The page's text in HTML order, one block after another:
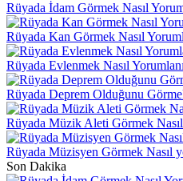
Rüyada İdam Görmek Nasıl
Rüyada Kan Görmek Nasıl
Rüyada Evlenmek Nasıl
Rüyada Deprem Olduğunu
Rüyada Müzik Aleti Görmek
Rüyada Müzisyen Görmek Nasıl
Son Dakika